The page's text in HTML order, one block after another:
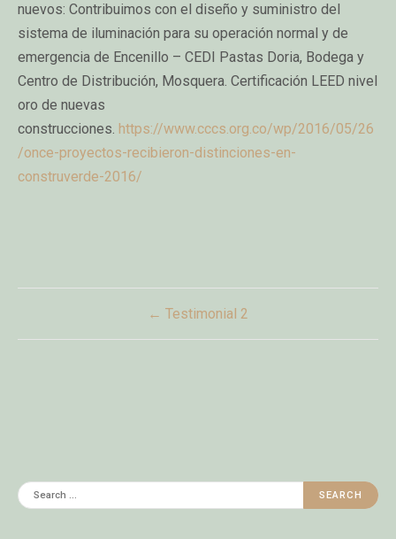
nuevos: Contribuimos con el diseño y suministro del
sistema de iluminación para su operación normal y de
emergencia de Encenillo – CEDI Pastas Doria, Bodega y
Centro de Distribución, Mosquera. Certificación LEED nivel
oro de nuevas
construcciones. https://www.cccs.org.co/wp/2016/05/26
/once-proyectos-recibieron-distinciones-en-
construverde-2016/
← Testimonial 2
Search
for: